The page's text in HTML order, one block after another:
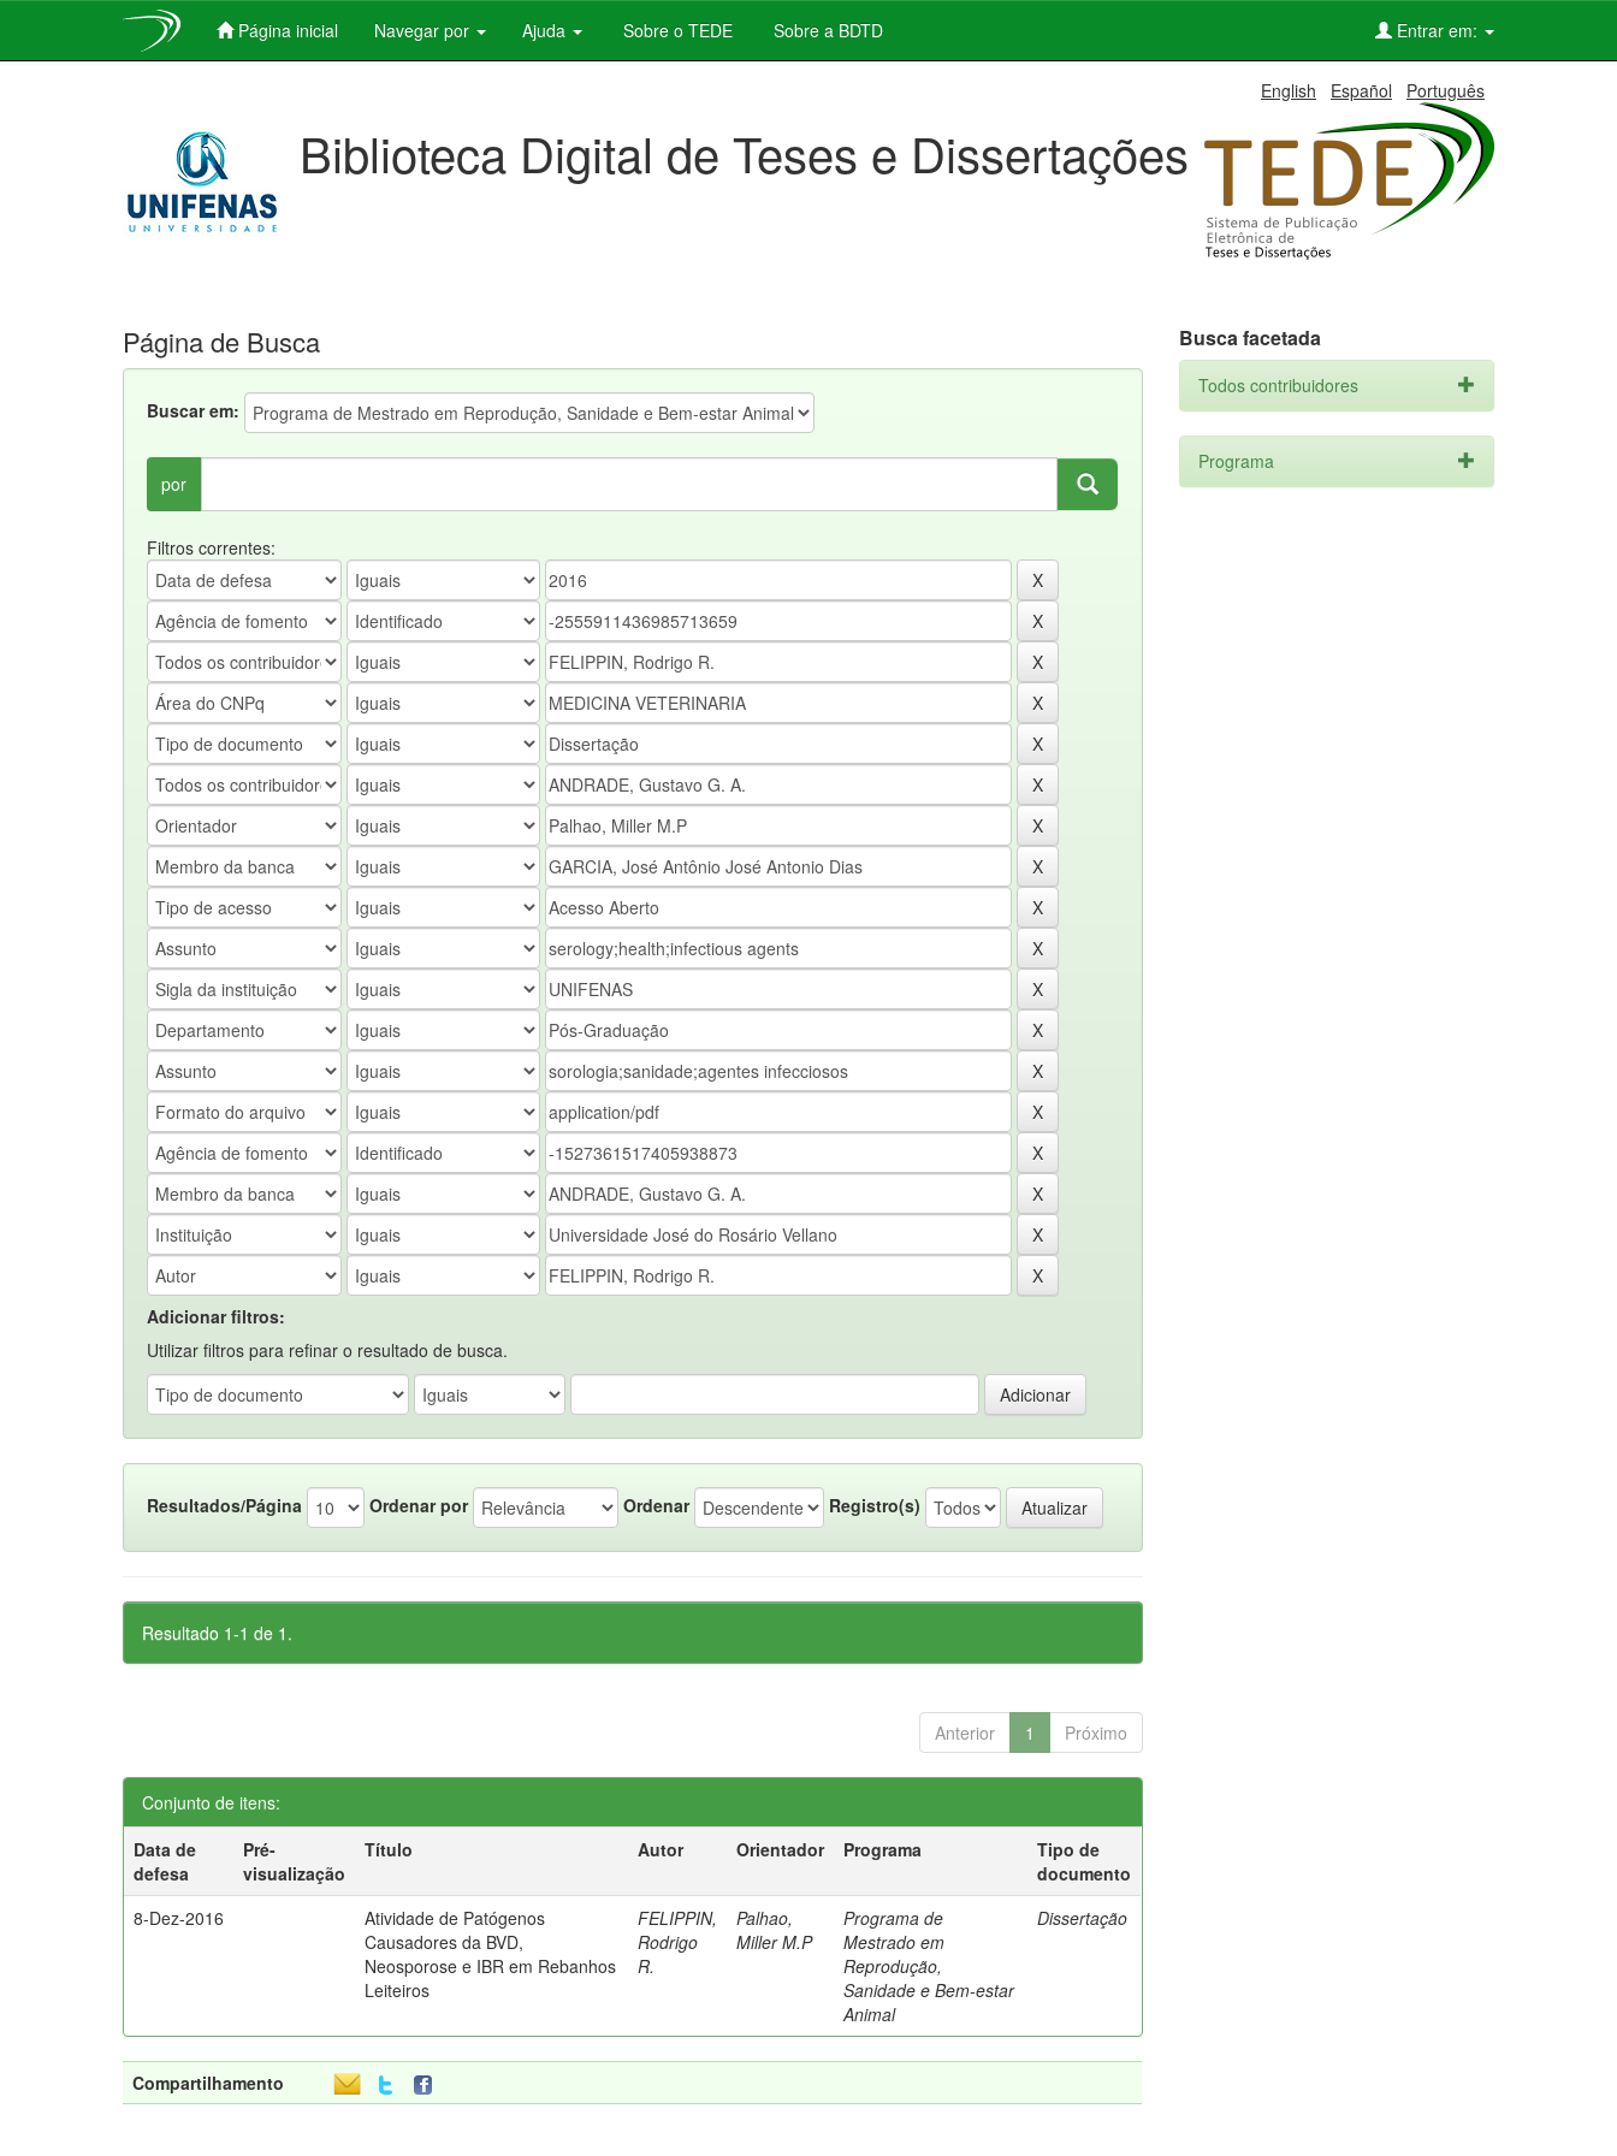
Página inicial Navegar por Ajuda Sobre o TEDE Sobre a BDTD Entrar em:
English Español Português
Biblioteca Digital de Teses e Dissertações
Página de Busca
Buscar em:
por
Filtros correntes:
Adicionar filtros:
Utilizar filtros para refinar o resultado de busca.
Resultados/Página Ordenar por Ordenar Registro(s)
Resultado 1-1 de 1.
Anterior 1 Próximo
Conjunto de itens:
Data de
defesa
Pré-
visualização
Título Autor Orientador Programa
Tipo de
documento
8-Dez-2016
Atividade de Patógenos
Causadores da BVD,
Neosporose e IBR em Rebanhos
Leiteiros
FELIPPIN,
Rodrigo
R.
Palhao,
Miller M.P
Programa de
Mestrado em
Reprodução,
Sanidade e Bem-estar
Animal
Dissertação
Compartilhamento
Busca facetada
Todos contribuidores
Programa